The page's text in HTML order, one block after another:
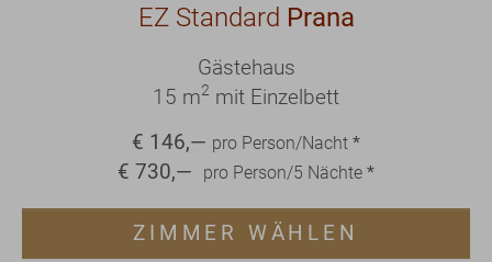
EZ Standard Prana
Gästehaus
15 m2 mit Einzelbett
€ 146,— pro Person/Nacht *
€ 730,— pro Person/5 Nächte *
ZIMMER WÄHLEN